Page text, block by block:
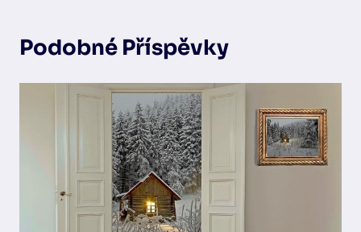
Podobné Příspěvky